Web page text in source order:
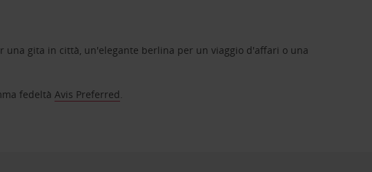
una gita in città, un'elegante berlina per un viaggio d'affari o una
fedeltàAvis Preferred.